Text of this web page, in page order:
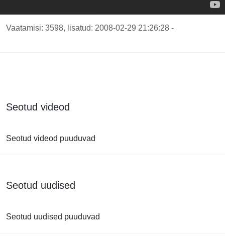
Vaatamisi: 3598, lisatud: 2008-02-29 21:26:28 -
Seotud videod
Seotud videod puuduvad
Seotud uudised
Seotud uudised puuduvad